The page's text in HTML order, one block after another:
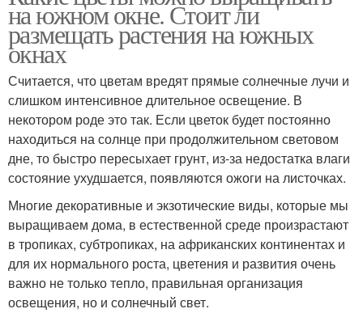
на южном окне. Стоит ли
размещать растения на южных
окнах
Считается, что цветам вредят прямые солнечные лучи и
слишком интенсивное длительное освещение. В
некотором роде это так. Если цветок будет постоянно
находиться на солнце при продолжительном световом
дне, то быстро пересыхает грунт, из-за недостатка влаги
состояние ухудшается, появляются ожоги на листочках.
Многие декоративные и экзотические виды, которые мы
выращиваем дома, в естественной среде произрастают
в тропиках, субтропиках, на африканских континентах и
для их нормального роста, цветения и развития очень
важно не только тепло, правильная организация
освещения, но и солнечный свет.